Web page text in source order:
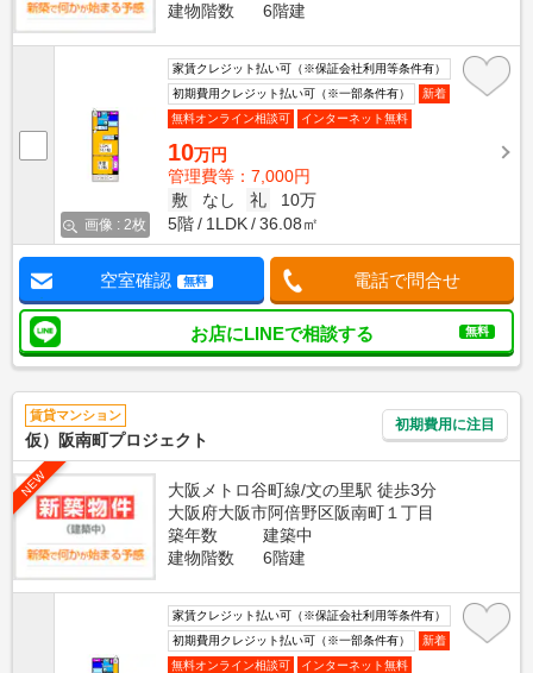
建物階数
6階建
画像 : 2枚
家賃クレジット払い可（※保証会社利用等条件有）
初期費用クレジット払い可（※一部条件有）
新着
無料オンライン相談可
インターネット無料
10万円
管理費等：7,000円
敷
なし 礼
10万
5階
1LDK 36.08㎡
空室確認 無料 電話で問合せ
お店にLINEで相談する 無料
賃貸マンション
仮）阪南町プロジェクト
初期費用に注目
NEW
大阪メトロ谷町線/文の里駅 徒歩3分
大阪府大阪市阿倍野区阪南町１丁目
築年数
建築中
建物階数
6階建
家賃クレジット払い可（※保証会社利用等条件有）
初期費用クレジット払い可（※一部条件有）
新着
無料オンライン相談可
インターネット無料